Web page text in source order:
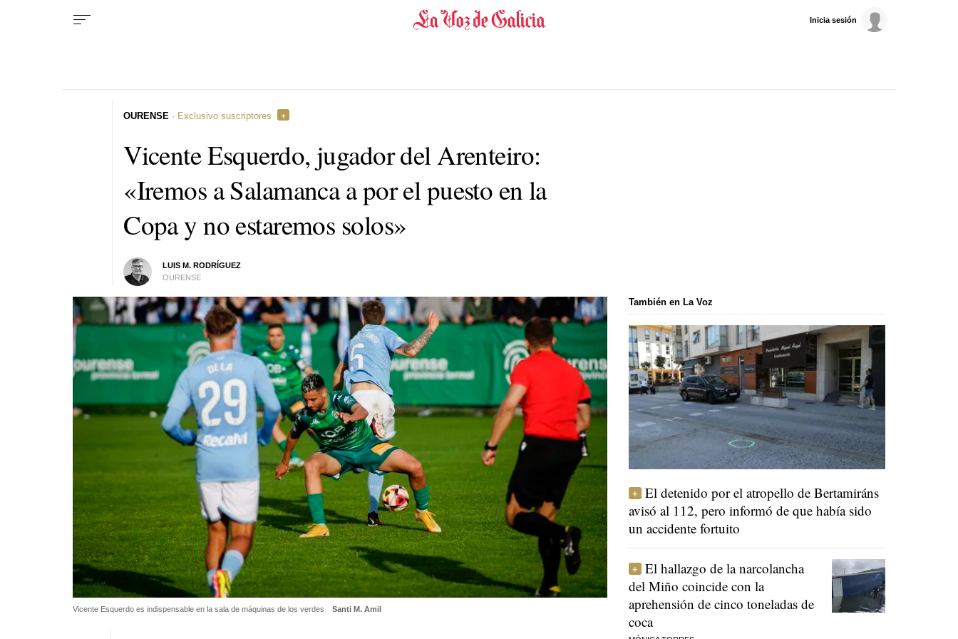
Inicia sesión
Vicente Esquerdo, jugador del Arenteiro:
«Iremos a Salamanca a por el puesto en la
Copa y no estaremos solos»
LUIS M. RODRÍGUEZ
OURENSE
OURENSE · Exclusivo suscriptores
Vicente Esquerdo es indispensable en la sala de máquinas de los verdes Santi M. Amil
También en La Voz
El detenido por el atropello de Bertamiráns
avisó al 112, pero informó de que había sido
un accidente fortuito
El hallazgo de la narcolancha
del Miño coincide con la
aprehensión de cinco toneladas de
coca